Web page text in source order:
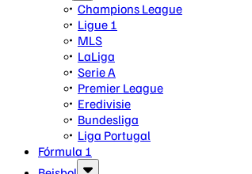
Champions League
Ligue 1
MLS
LaLiga
Serie A
Premier League
Eredivisie
Bundesliga
Liga Portugal
Fórmula 1